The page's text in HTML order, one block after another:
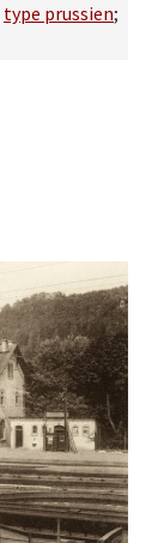
type prussien;